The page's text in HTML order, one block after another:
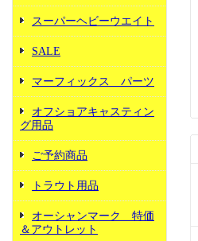
スーパーヘビーウエイト
SALE
マーフィックス パーツ
オフショアキャスティン
グ用品
ご予約商品
トラウト用品
オーシャンマーク 特価
＆アウトレット